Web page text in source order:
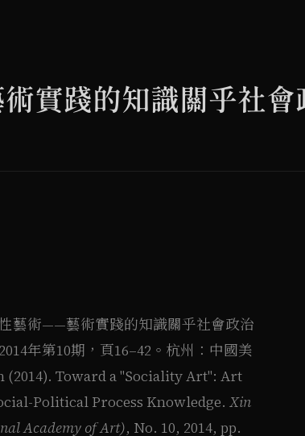
實踐的知識關乎社會
藝術——藝術實踐的知識關乎社會政治
年第10期，頁16–42。杭州：中國美
(2014). Toward a "Sociality Art": Art
Political Process Knowledge. Xin
Academy of Art), No. 10, 2014, pp.